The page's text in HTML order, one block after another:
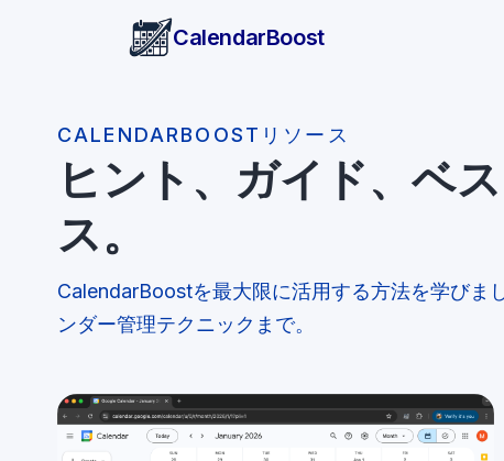
CalendarBoost
CALENDARBOOSTリソース
ヒント、ガイド、ベ
ス。
CalendarBoostを最大限に活用する方法を学び
ンダー管理テクニックまで。